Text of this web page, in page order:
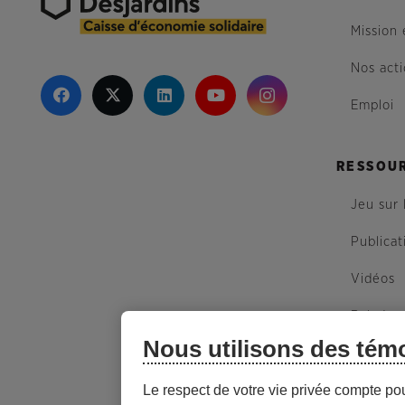
Mission
Nos
Emploi
Jeu sur
Vidéos
Balados
Plan
Nous utilisons des
Le respect de votre vie privée compte